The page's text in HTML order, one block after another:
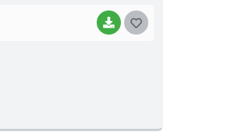
BAIXAR